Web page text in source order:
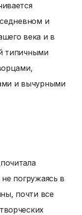
и
века и в
типичными
и вычурными
погружаясь в
почти все